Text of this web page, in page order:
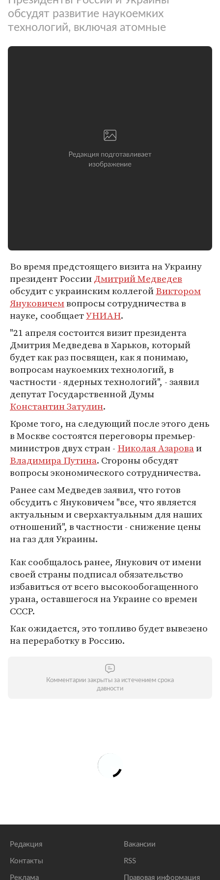
обсудят развитие наукоемких
технологий, включая атомные
Во время предстоящего визита на Украину
президент РоссииДмитрий Медведев
обсудит с украинским коллегойВиктором
Януковичемвопросы сотрудничества в
науке, сообщаетУНИАН.
"21 апреля состоится визит президента
Дмитрия Медведева в Харьков, который
будет как раз посвящен, как я понимаю,
вопросам наукоемких технологий, в
частности - ядерных технологий", - заявил
депутат Государственной Думы
Константин Затулин.
Кроме того, на следующий после этого день
в Москве состоятся переговоры премьер-
министров двух стран - Николая Азароваи
Владимира Путина. Стороны обсудят
вопросы экономического сотрудничества.
Ранее сам Медведев заявил, что готов
обсудить с Януковичем "все, что является
актуальным и сверхактуальным для наших
отношений", в частности - снижение цены
на газ для Украины.
Как сообщалось ранее, Янукович от имени
своей страны подписал обязательство
избавиться от всего высокообогащенного
урана, оставшегося на Украине со времен
СССР.
Как ожидается, это топливо будет вывезено
на переработку в Россию.
Комментарии закрыты за истечением срока
давности
Редакция
Контакты
Реклама
Вакансии
RSS
Правовая информация